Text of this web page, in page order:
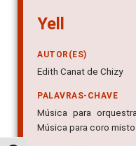
Yell
AUTOR(ES)
Edith Canat de Chizy
PALAVRAS-CHAVE
Música para
Música para coro misto